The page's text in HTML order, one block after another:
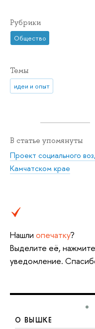
Рубрики
Общество
Темы
идеи и опыт
В статье упомянуты
Проект социального
Камчатском крае
Нашли опечатку?
Выделите её,
уведомление.
О ВЫШКЕ